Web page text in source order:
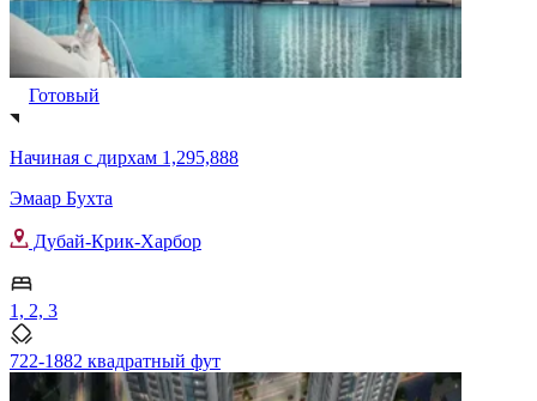
Готовый
Начиная с дирхам 1,295,888
Эмаар Бухта
Дубай-Крик-Харбор
1, 2, 3
722-1882 квадратный фут